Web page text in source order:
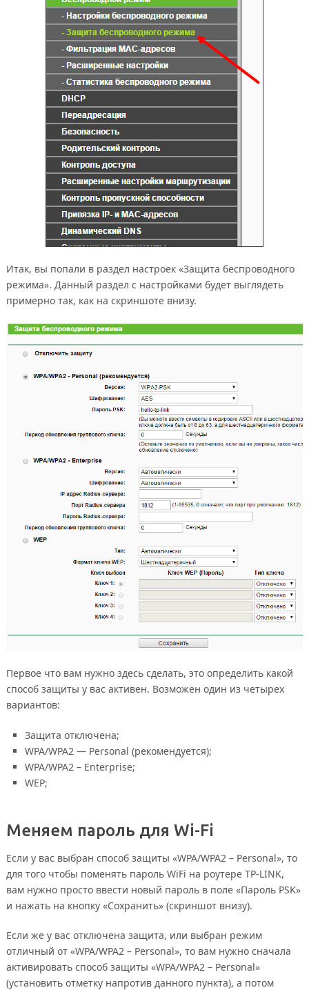
Итак, вы попали в раздел настроек «Защита беспроводного
режима». Данный раздел с настройками будет выглядеть
примерно так, как на скриншоте внизу.
Первое что вам нужно здесь сделать, это определить какой
способ защиты у вас активен. Возможен один из четырех
вариантов:
Защита отключена;
WPA/WPA2 — Personal (рекомендуется);
WPA/WPA2 – Enterprise;
WEP;
Меняем пароль для Wi-Fi
Если у вас выбран способ защиты «WPA/WPA2 – Personal», то
для того чтобы поменять пароль WiFi на роутере TP-LINK,
вам нужно просто ввести новый пароль в поле «Пароль PSK»
и нажать на кнопку «Сохранить» (скриншот внизу).
Если же у вас отключена защита, или выбран режим
отличный от «WPA/WPA2 – Personal», то вам нужно сначала
активировать способ защиты «WPA/WPA2 – Personal»
(установить отметку напротив данного пункта), а потом